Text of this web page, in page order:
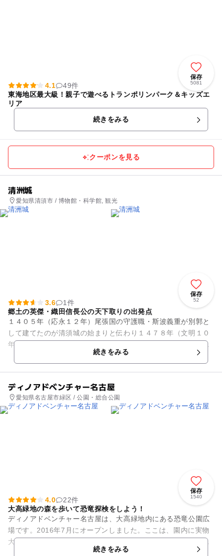
保存
5081
4.1
49件
東海地区最大級！親子で遊べるトランポリンパーク＆キッズエ
リア
続きをみる
クーポンを見る
清洲城
愛知県清須市 / 博物館・科学館, 観光
保存
52
3.6
1件
郷土の英傑・織田信長公の天下取りの出発点
１４０５年（応永１２年）尾張国の守護職・斯波義重が別郭と
して建てたのが清須城の始まりと伝わり１４７８年（文明１０
年）守護所が清須に移転し尾張の中枢として繁栄を築きます。
まさに戦国時代の幕開けとと...続きをみる
ディノアドベンチャー名古屋
愛知県名古屋市緑区 / 公園・総合公園
保存
1540
4.0
22件
大高緑地の森を歩いて恐竜探検をしよう！
ディノアドベンチャー名古屋は、大高緑地内にある恐竜公園広
場です。2016年7月にオープンしました。ここは、園内に実物
大の恐竜ロボットがいるテーマパーク。広い森の中を徒歩で散
策して恐竜を探します。...続きをみる